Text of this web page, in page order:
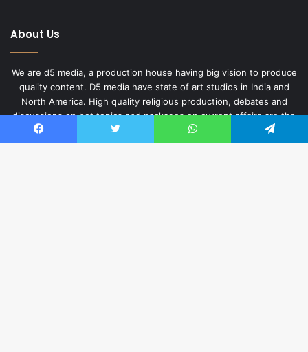
About Us
We are d5 media, a production house having big vision to produce
quality content. D5 media have state of art studios in India and
North America. High quality religious production, debates and
discussions on hot topics and packages on current affairs are the
fields of our specialty for the last 15 years. Programs are
produced for different media across the Punjabi world by d5
Facebook Twitter WhatsApp Telegram